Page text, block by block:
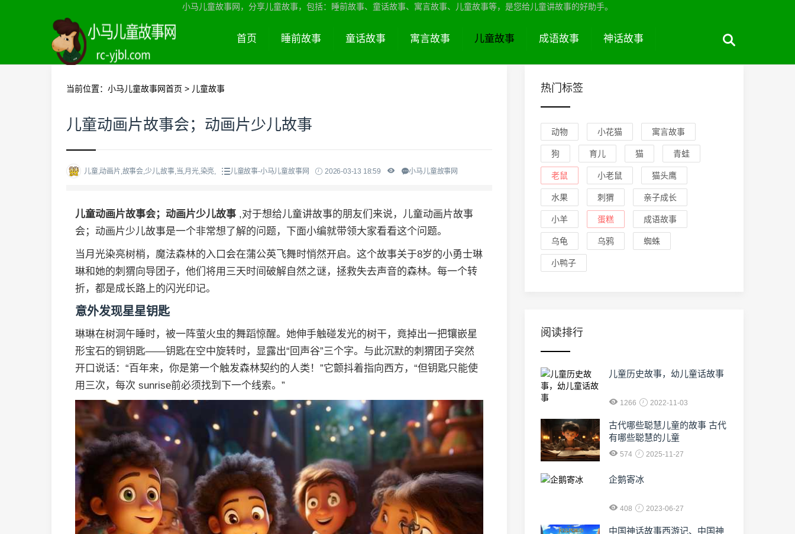
小马儿童故事网，分享儿童故事，包括：睡前故事、童话故事、寓言故事、儿童故事等，是您给儿童讲故事的好助手。
首页 睡前故事 童话故事 寓言故事 儿童故事 成语故事 神话故事
当前位置： 小马儿童故事网首页 > 儿童故事
儿童动画片故事会；动画片少儿故事
儿童,动画片,故事会,少儿,故事,当,月光,染亮, 儿童故事-小马儿童故事网 2026-03-13 18:59 小马儿童故事网
儿童动画片故事会；动画片少儿故事 ,对于想给儿童讲故事的朋友们来说，儿童动画片故事
会；动画片少儿故事是一个非常想了解的问题，下面小编就带领大家看看这个问题。
当月光染亮树梢，魔法森林的入口会在蒲公英飞舞时悄然开启。这个故事关于8岁的小勇士琳
琳和她的刺猬向导团子，他们将用三天时间破解自然之谜，拯救失去声音的森林。每一个转
折，都是成长路上的闪光印记。
意外发现星星钥匙
琳琳在树洞午睡时，被一阵萤火虫的舞蹈惊醒。她伸手触碰发光的树干，竟掉出一把镶嵌星
形宝石的铜钥匙——钥匙在空中旋转时，显露出“回声谷”三个字。与此沉默的刺猬团子突然
开口说话：“百年来，你是第一个触发森林契约的人类！”它颤抖着指向西方，“但钥匙只能使
用三次，每次 sunrise前必须找到下一个线索。”
热门标签
动物 小花猫 寓言故事
狗 育儿 猫 青蛙
老鼠 小老鼠 猫头鹰
水果 刺猬 亲子成长
小羊 蛋糕 成语故事
乌龟 乌鸦 蜘蛛
小鸭子
阅读排行
儿童历史故事，幼儿童话故事
1266 2022-11-03
古代哪些聪慧儿童的故事 古代
有哪些聪慧的儿童
574 2025-11-27
企鹅寄冰
408 2023-06-27
中国神话故事西游记、中国神